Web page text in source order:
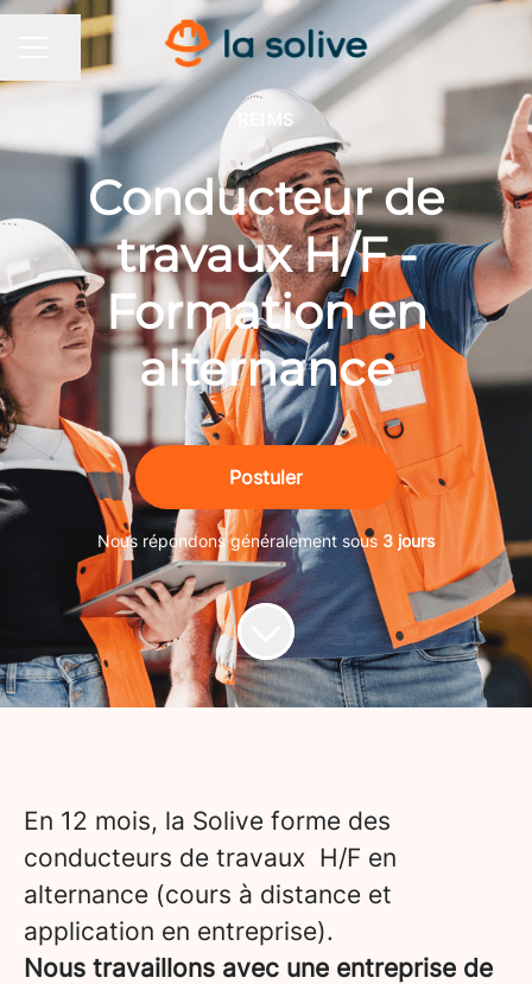
MENU CARRIÈRE
Partager la page
REIMS
Conducteur de
travaux H/F -
Formation en
alternance
Postuler
Nous répondons généralement sous 3 jours
En 12 mois, la Solive forme des
conducteurs de travaux H/F en
alternance (cours à distance et
application en entreprise).
Nous travaillons avec une entreprise de